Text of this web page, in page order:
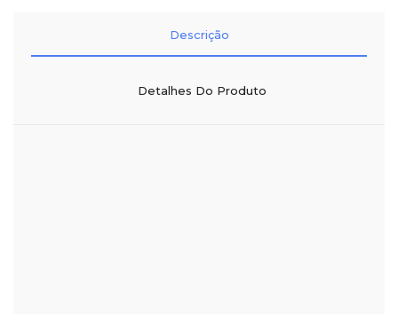
Descrição
Detalhes Do Produto